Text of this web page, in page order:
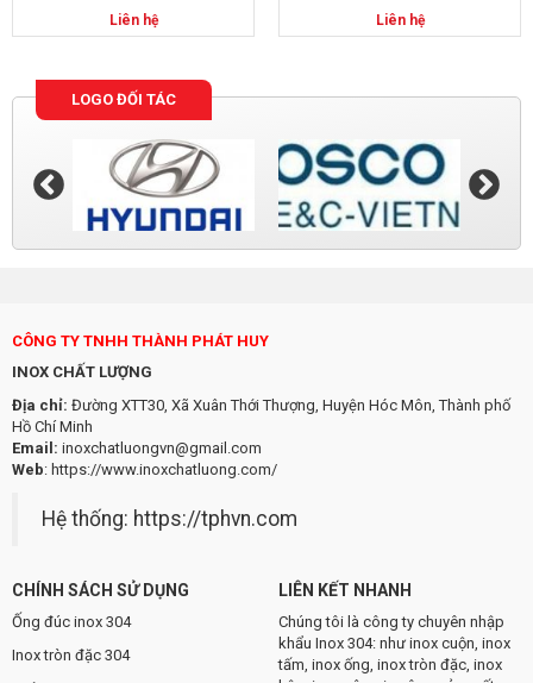
Liên hệ Liên hệ
LOGO ĐỐI TÁC
CÔNG TY TNHH THÀNH PHÁT HUY
INOX CHẤT LƯỢNG
Địa chỉ: Đường XTT30, Xã Xuân Thới Thượng, Huyện Hóc Môn, Thành phố
Hồ Chí Minh
Email: inoxchatluongvn@gmail.com
Web: https://www.inoxchatluong.com/
Hệ thống: https://tphvn.com
CHÍNH SÁCH SỬ DỤNG
Ống đúc inox 304
Inox tròn đặc 304
LIÊN KẾT NHANH
Chúng tôi là công ty chuyên nhập
khẩu Inox 304: như inox cuộn, inox
tấm, inox ống, inox tròn đặc, inox